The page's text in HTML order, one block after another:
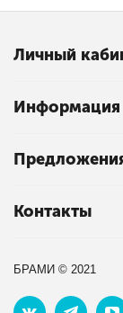
Личный
Информация
Контакты
БРАМИ © 2021